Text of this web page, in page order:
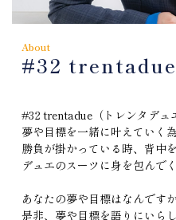
About
#32 trentadue
#32 trentadue（トレンタデュ
夢や目標を一緒に叶えていく
勝負が掛かっている時、背中
デュエのスーツに身を包んで
あなたの夢や目標はなんです
是非、夢や目標を語りにいら